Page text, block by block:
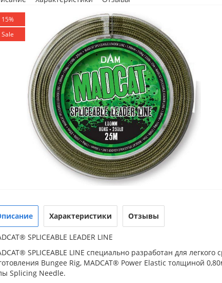
15%
Sale
Характеристики Отзывы
SPLICEABLE LEADER LINE
SPLICEABLE LINE специально разработан для
Bungee Rig, MADCAT® Power Elastic толщиной
Splicing Needle.